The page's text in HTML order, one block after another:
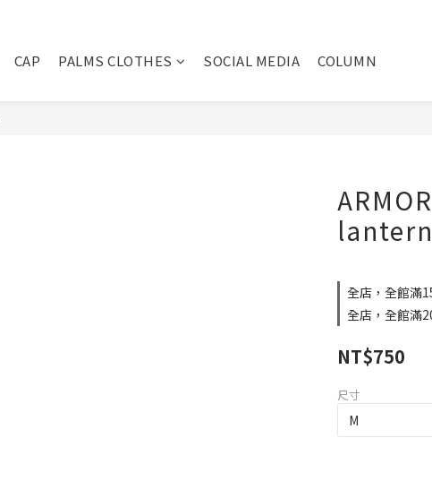
CAP PALMS CLOTHES SOCIAL MEDIA COLUMN
lantern
全店，全館滿
全店，全館滿
NT$750
尺寸